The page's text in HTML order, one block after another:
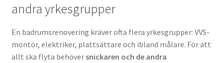
andra yrkesgrupper
En badrumsrenovering kräver ofta flera yrkesgrupper: VVS-
montör, elektriker, plattsättare och ibland målare. För att
allt ska flyta behöversnickaren och de andra